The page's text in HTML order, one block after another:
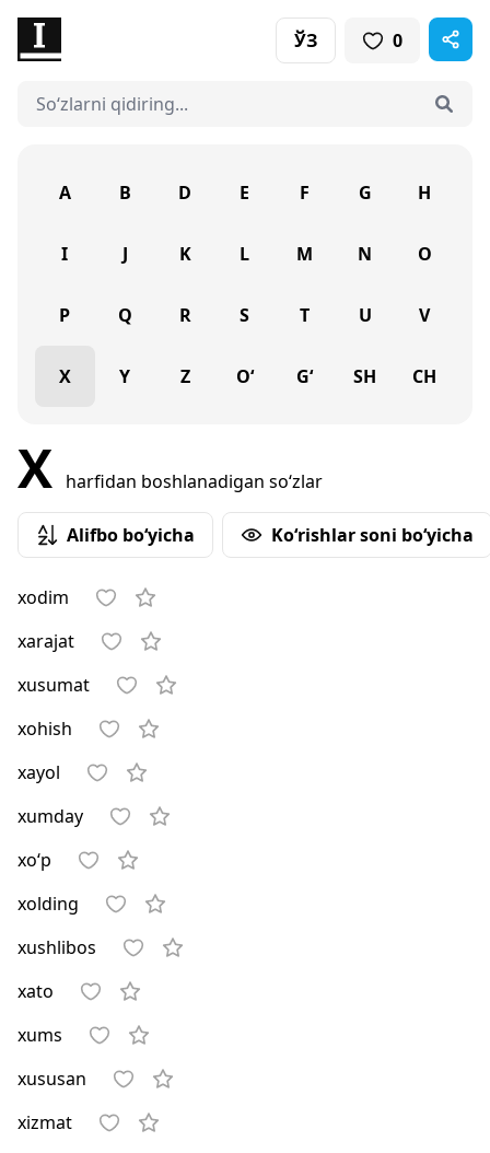
ЎЗ 0
A B D E F G H
I J K L M N O
P Q R S T U V
X Y Z O‘ G‘ SH CH
X harfidan boshlanadigan so‘zlar
Alifbo bo‘yicha Ko‘rishlar soni bo‘yicha
xodim
xarajat
xusumat
xohish
xayol
xumday
xo‘p
xolding
xushlibos
xato
xums
xususan
xizmat